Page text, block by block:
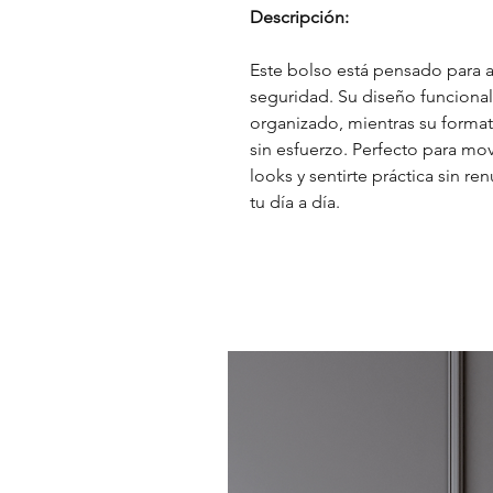
Descripción:
Este bolso está pensado para
seguridad. Su diseño
organizado, mientras su
sin esfuerzo. Perfecto para
looks y sentirte práctica sin
tu día a día.